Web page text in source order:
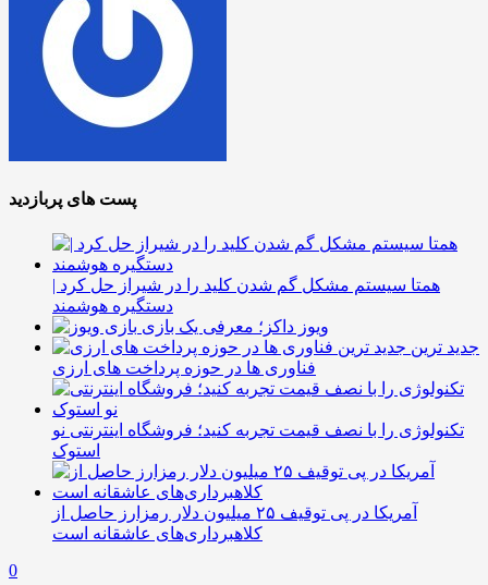
پست های پربازدید
همتا سیستم مشکل گم شدن کلید را در شیراز حل کرد |
دستگیره هوشمند
ویوز داکز؛ معرفی یک بازی
جدید ترین
فناوری ها در حوزه پرداخت های ارزی
تکنولوژی را با نصف قیمت تجربه کنید؛ فروشگاه اینترنتی نو
استوک
آمریکا در پی توقیف ۲۵ میلیون دلار رمزارز حاصل از
کلاهبرداری‌های عاشقانه است
0